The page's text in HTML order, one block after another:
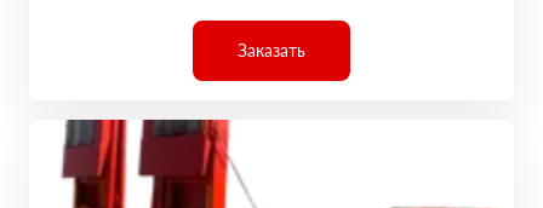
Заказать